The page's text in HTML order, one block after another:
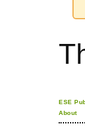
ESE
About